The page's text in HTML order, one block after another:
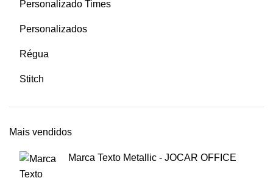
Personalizado Times
Personalizados
Régua
Stitch
Mais vendidos
Marca Texto Metallic - JOCAR OFFICE